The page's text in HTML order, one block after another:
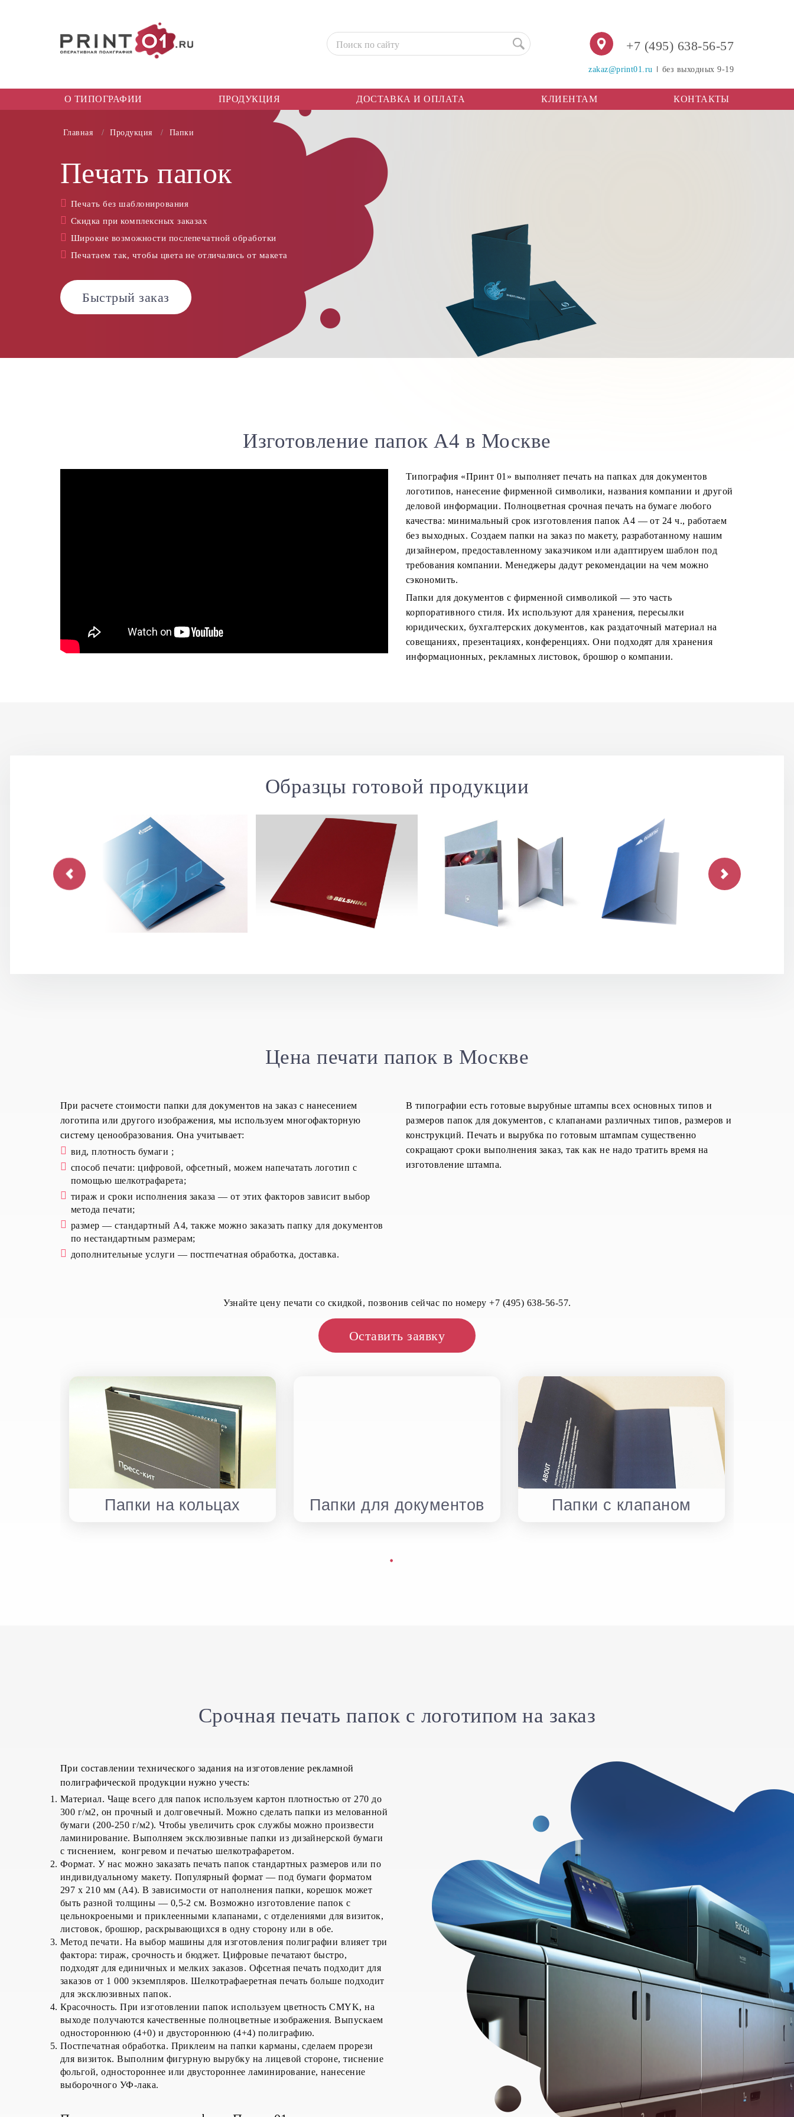
. +7 (495) 638-56-57
zakaz@print01.ru без выходных 9-19
О ТИПОГРАФИИ ПРОДУКЦИЯ ДОСТАВКА И ОПЛАТА КЛИЕНТАМ КОНТАКТЫ
Главная Продукция Папки
Печать папок
Печать без шаблонирования
Скидка при комплексных заказах
Широкие возможности послепечатной обработки
Печатаем так, чтобы цвета не отличались от макета
Быстрый заказ
Изготовление папок А4 в Москве
Типография «Принт 01» выполняет печать на папках для документов
логотипов, нанесение фирменной символики, названия компании и другой
деловой информации. Полноцветная срочная печать на бумаге любого
качества: минимальный срок изготовления папок А4 — от 24 ч., работаем
без выходных. Создаем папки на заказ по макету, разработанному нашим
дизайнером, предоставленному заказчиком или адаптируем шаблон под
требования компании. Менеджеры дадут рекомендации на чем можно
сэкономить.
Папки для документов с фирменной символикой — это часть
корпоративного стиля. Их используют для хранения, пересылки
юридических, бухгалтерских документов, как раздаточный материал на
совещаниях, презентациях, конференциях. Они подходят для хранения
информационных, рекламных листовок, брошюр о компании.
Образцы готовой продукции
Цена печати папок в Москве
При расчете стоимости папки для документов на заказ с нанесением
логотипа или другого изображения, мы используем многофакторную
систему ценообразования. Она учитывает:
вид, плотность бумаги ;
способ печати: цифровой, офсетный, можем напечатать логотип с
помощью шелкотрафарета;
тираж и сроки исполнения заказа — от этих факторов зависит выбор
метода печати;
размер — стандартный А4, также можно заказать папку для документов
по нестандартным размерам;
дополнительные услуги — постпечатная обработка, доставка.
В типографии есть готовые вырубные штампы всех основных типов и
размеров папок для документов, с клапанами различных типов, размеров и
конструкций. Печать и вырубка по готовым штампам существенно
сокращают сроки выполнения заказ, так как не надо тратить время на
изготовление штампа.
Узнайте цену печати со скидкой, позвонив сейчас по номеру +7 (495) 638-56-57.
Оставить заявку
Папки на кольцах Папки для документов Папки с клапаном
Срочная печать папок с логотипом на заказ
При составлении технического задания на изготовление рекламной
полиграфической продукции нужно учесть:
Материал. Чаще всего для папок используем картон плотностью от 270 до
300 г/м2, он прочный и долговечный. Можно сделать папки из мелованной
бумаги (200-250 г/м2). Чтобы увеличить срок службы можно произвести
ламинирование. Выполняем эксклюзивные папки из дизайнерской бумаги
с тиснением, конгревом и печатью шелкотрафаретом.
Формат. У нас можно заказать печать папок стандартных размеров или по
индивидуальному макету. Популярный формат — под бумаги форматом
297 х 210 мм (А4). В зависимости от наполнения папки, корешок может
быть разной толщины — 0,5-2 см. Возможно изготовление папок с
цельнокроеными и приклеенными клапанами, с отделениями для визиток,
листовок, брошюр, раскрывающихся в одну сторону или в обе.
Метод печати. На выбор машины для изготовления полиграфии влияет три
фактора: тираж, срочность и бюджет. Цифровые печатают быстро,
подходят для единичных и мелких заказов. Офсетная печать подходит для
заказов от 1 000 экземпляров. Шелкотрафаеретная печать больше подходит
для эксклюзивных папок.
Красочность. При изготовлении папок используем цветность CMYK, на
выходе получаются качественные полноцветные изображения. Выпускаем
одностороннюю (4+0) и двустороннюю (4+4) полиграфию.
Постпечатная обработка. Приклеим на папки карманы, сделаем прорези
для визиток. Выполним фигурную вырубку на лицевой стороне, тиснение
фольгой, одностороннее или двустороннее ламинирование, нанесение
выборочного УФ-лака.